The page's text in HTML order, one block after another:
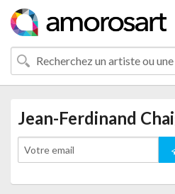
Jean-Ferdinand